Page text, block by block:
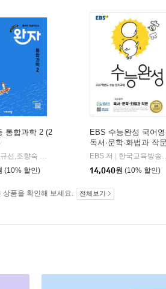
통합과학 2 (2
김은경,채규선,조향숙 등저
(10% 할인)
EBS 수능완성 국어영
독서·문학·화법과 작문
(2026년)
EBS 저
한국교육방송공사
14,040원 (10% 할인)
상품을 확인해 보세요. 전체보기